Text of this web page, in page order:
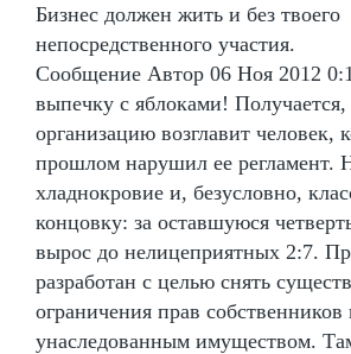
Бизнес должен жить и без твоего
непосредственного участия.
Сообщение Автор 06 Ноя 2012
выпечку с яблоками! Получается,
организацию возглавит человек,
прошлом нарушил ее регламент.
хладнокровие и, безусловно,
концовку: за оставшуюся
вырос до нелицеприятных 2:7.
разработан с целью снять
ограничения прав собственников
унаследованным имуществом.